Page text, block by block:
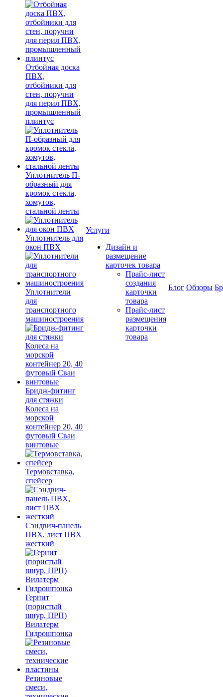
Отбойная доска
ПВХ,
отбойники для
стен, поручни
для перил ПВХ,
промышленный
плинтус
Уплотнитель П-
образный для
кромок стекла,
хомутов,
стальной ленты
Уплотнитель для
окон ПВХ
Уплотнители
для
транспортного
машиностроения
Бридж-фитинг
для стяжки
Колеса на
морской
контейнер 20, 40
футовый Сваи
винтовые
Термовставка,
спейсер
Сэндвич-панель
ПВХ, лист ПВХ
жесткий
Гернит
(пористый
шнур, ПРП)
Вилатерм
Гидрошпонка
Резиновые
смеси,
Услуги
Дизайн и
размещение
карточек товара
Прайс-лист
создания
карточки
товара
Прайс-лист
размещения
карточки
товара
Блог Обзоры